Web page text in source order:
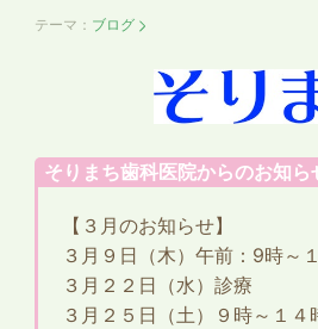
テーマ： ブログ
そりまち歯科医院からのお知ら
【３月のお知らせ】
３月９日（木）午前：9時～
３月２２日（水）診療
３月２５日（土）９時～１４